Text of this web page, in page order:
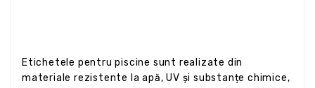
Etichetele pentru piscine sunt realizate din
materiale rezistente la apă, UV și substanțe chimice,